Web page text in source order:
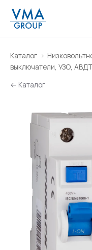
Каталог
выключатели, УЗО, АВДТ
← Каталог